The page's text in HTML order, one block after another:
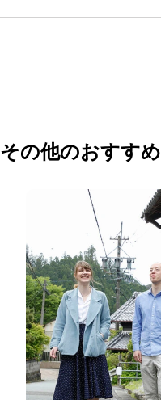
その他のおすすめ